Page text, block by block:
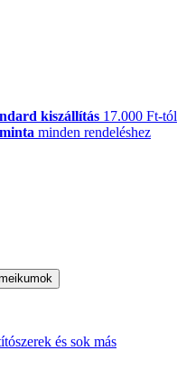
kiszállítás 17.000 Ft-tól
minden rendeléshez
és sok más